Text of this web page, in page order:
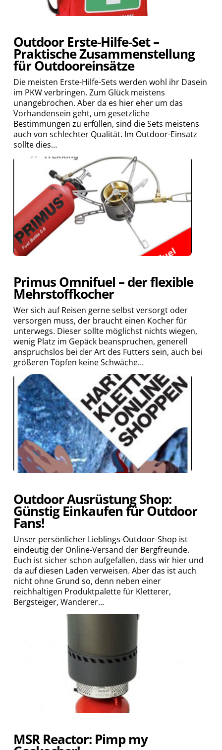
Outdoor Erste-Hilfe-Set –
Praktische Zusammenstellung
für Outdooreinsätze
Die meisten Erste-Hilfe-Sets werden wohl ihr Dasein
im PKW verbringen. Zum Glück meistens
unangebrochen. Aber da es hier eher um das
Vorhandensein geht, um gesetzliche
Bestimmungen zu erfüllen, sind die Sets meistens
auch von schlechter Qualität. Im Outdoor-Einsatz
sollte dies…
Primus Omnifuel – der flexible
Mehrstoffkocher
Wer sich auf Reisen gerne selbst versorgt oder
versorgen muss, der braucht einen Kocher für
unterwegs. Dieser sollte möglichst nichts wiegen,
wenig Platz im Gepäck beanspruchen, generell
anspruchslos bei der Art des Futters sein, auch bei
größeren Töpfen keine Schwäche…
Outdoor Ausrüstung Shop:
Günstig Einkaufen für Outdoor
Fans!
Unser persönlicher Lieblings-Outdoor-Shop ist
eindeutig der Online-Versand der Bergfreunde.
Euch ist sicher schon aufgefallen, dass wir hier und
da auf diesen Laden verweisen. Aber das ist auch
nicht ohne Grund so, denn neben einer
reichhaltigen Produktpalette für Kletterer,
Bergsteiger, Wanderer…
MSR Reactor: Pimp my